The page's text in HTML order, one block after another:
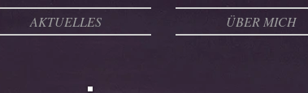
AKTUELLES ÜBER MICH